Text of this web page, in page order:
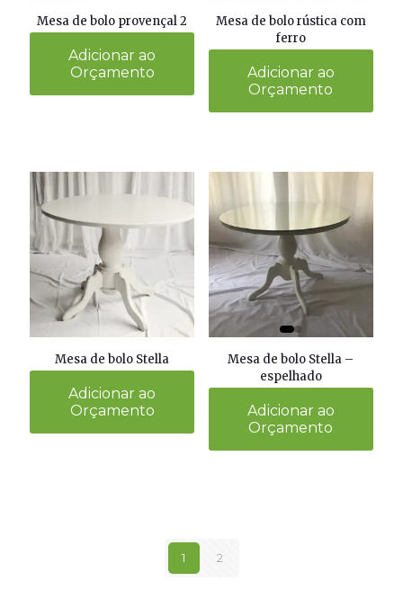
Mesa de bolo provençal 2
Adicionar ao
Orçamento
Mesa de bolo rústica com
ferro
Adicionar ao
Orçamento
Mesa de bolo Stella
Adicionar ao
Orçamento
Mesa de bolo Stella –
espelhado
Adicionar ao
Orçamento
1 2